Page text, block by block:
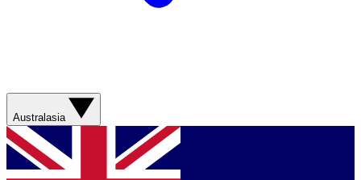
Australasia